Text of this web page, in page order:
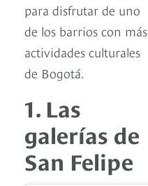
para disfrutar de uno
de los barrios con más
actividades culturales
de Bogotá.
1. Las
galerías de
San Felipe